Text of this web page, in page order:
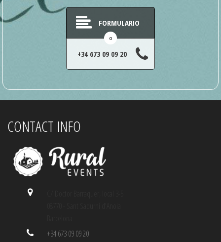
FORMULARIO
o
+34 673 09 09 20
CONTACT INFO
+34 673 09 09 20